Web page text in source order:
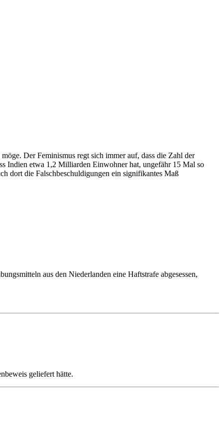
Der Feminismus regt sich immer auf, dass die Zahl der
Indien etwa 1,2 Milliarden Einwohner hat, ungefähr 15 Mal so
dort die Falschbeschuldigungen ein signifikantes Maß
aus den Niederlanden eine Haftstrafe abgesessen,
geliefert hätte.